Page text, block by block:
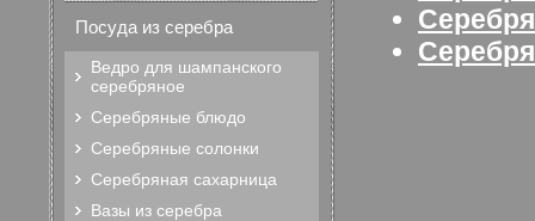
Посуда из серебра
Ведро для шампанского
серебряное
Серебряные блюдо
Серебряные солонки
Серебряная сахарница
Вазы из серебра